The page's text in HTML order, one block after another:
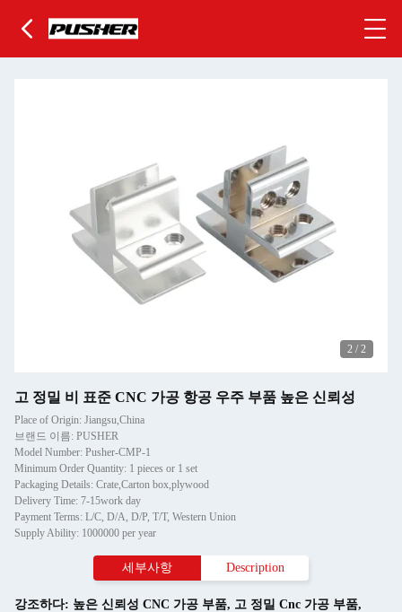
2 / 2
고 정밀 비 표준 CNC 가공 항공 우주 부품 높은 신뢰성
Place of Origin: Jiangsu,China
브랜드 이름: PUSHER
Model Number: Pusher-CMP-1
Minimum Order Quantity: 1 pieces or 1 set
Packaging Details: Crate,Carton box,plywood
Delivery Time: 7-15work day
Payment Terms: L/C, D/A, D/P, T/T, Western Union
Supply Ability: 1000000 per year
세부사항 Description
강조하다: 높은 신뢰성 CNC 가공 부품, 고 정밀 Cnc 가공 부품,